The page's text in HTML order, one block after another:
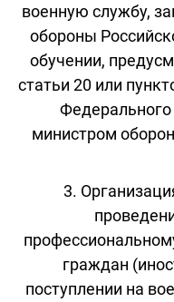
военную службу,
обороны
обучении,
статьи 20 или
министром
3.
граждан
поступлении на